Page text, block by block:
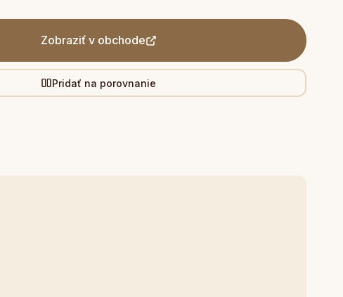
Zobraziť v obchode
Pridať na porovnanie